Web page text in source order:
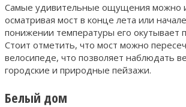
Самые удивительные ощущения можно
осматривая мост в конце лета или
понижении температуры его окутывает
Стоит отметить, что мост можно
велосипеде, что позволяет наблюдать
городские и природные пейзажи.
Белый дом